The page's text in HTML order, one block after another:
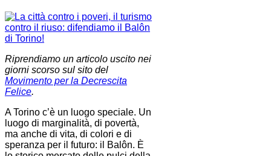
Riprendiamo un articolo uscito nei
giorni scorso sul sito del
Movimento per la Decrescita
Felice.
A Torino c’è un luogo speciale. Un
luogo di marginalità, di povertà,
ma anche di vita, di colori e di
speranza per il futuro: il Balôn. È